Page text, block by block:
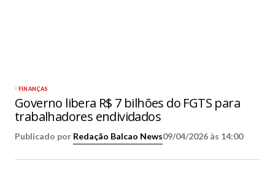
FINANÇAS
Governo libera R$ 7 bilhões do FGTS para
trabalhadores endividados
Publicado por Redação Balcao News09/04/2026 às 14:00